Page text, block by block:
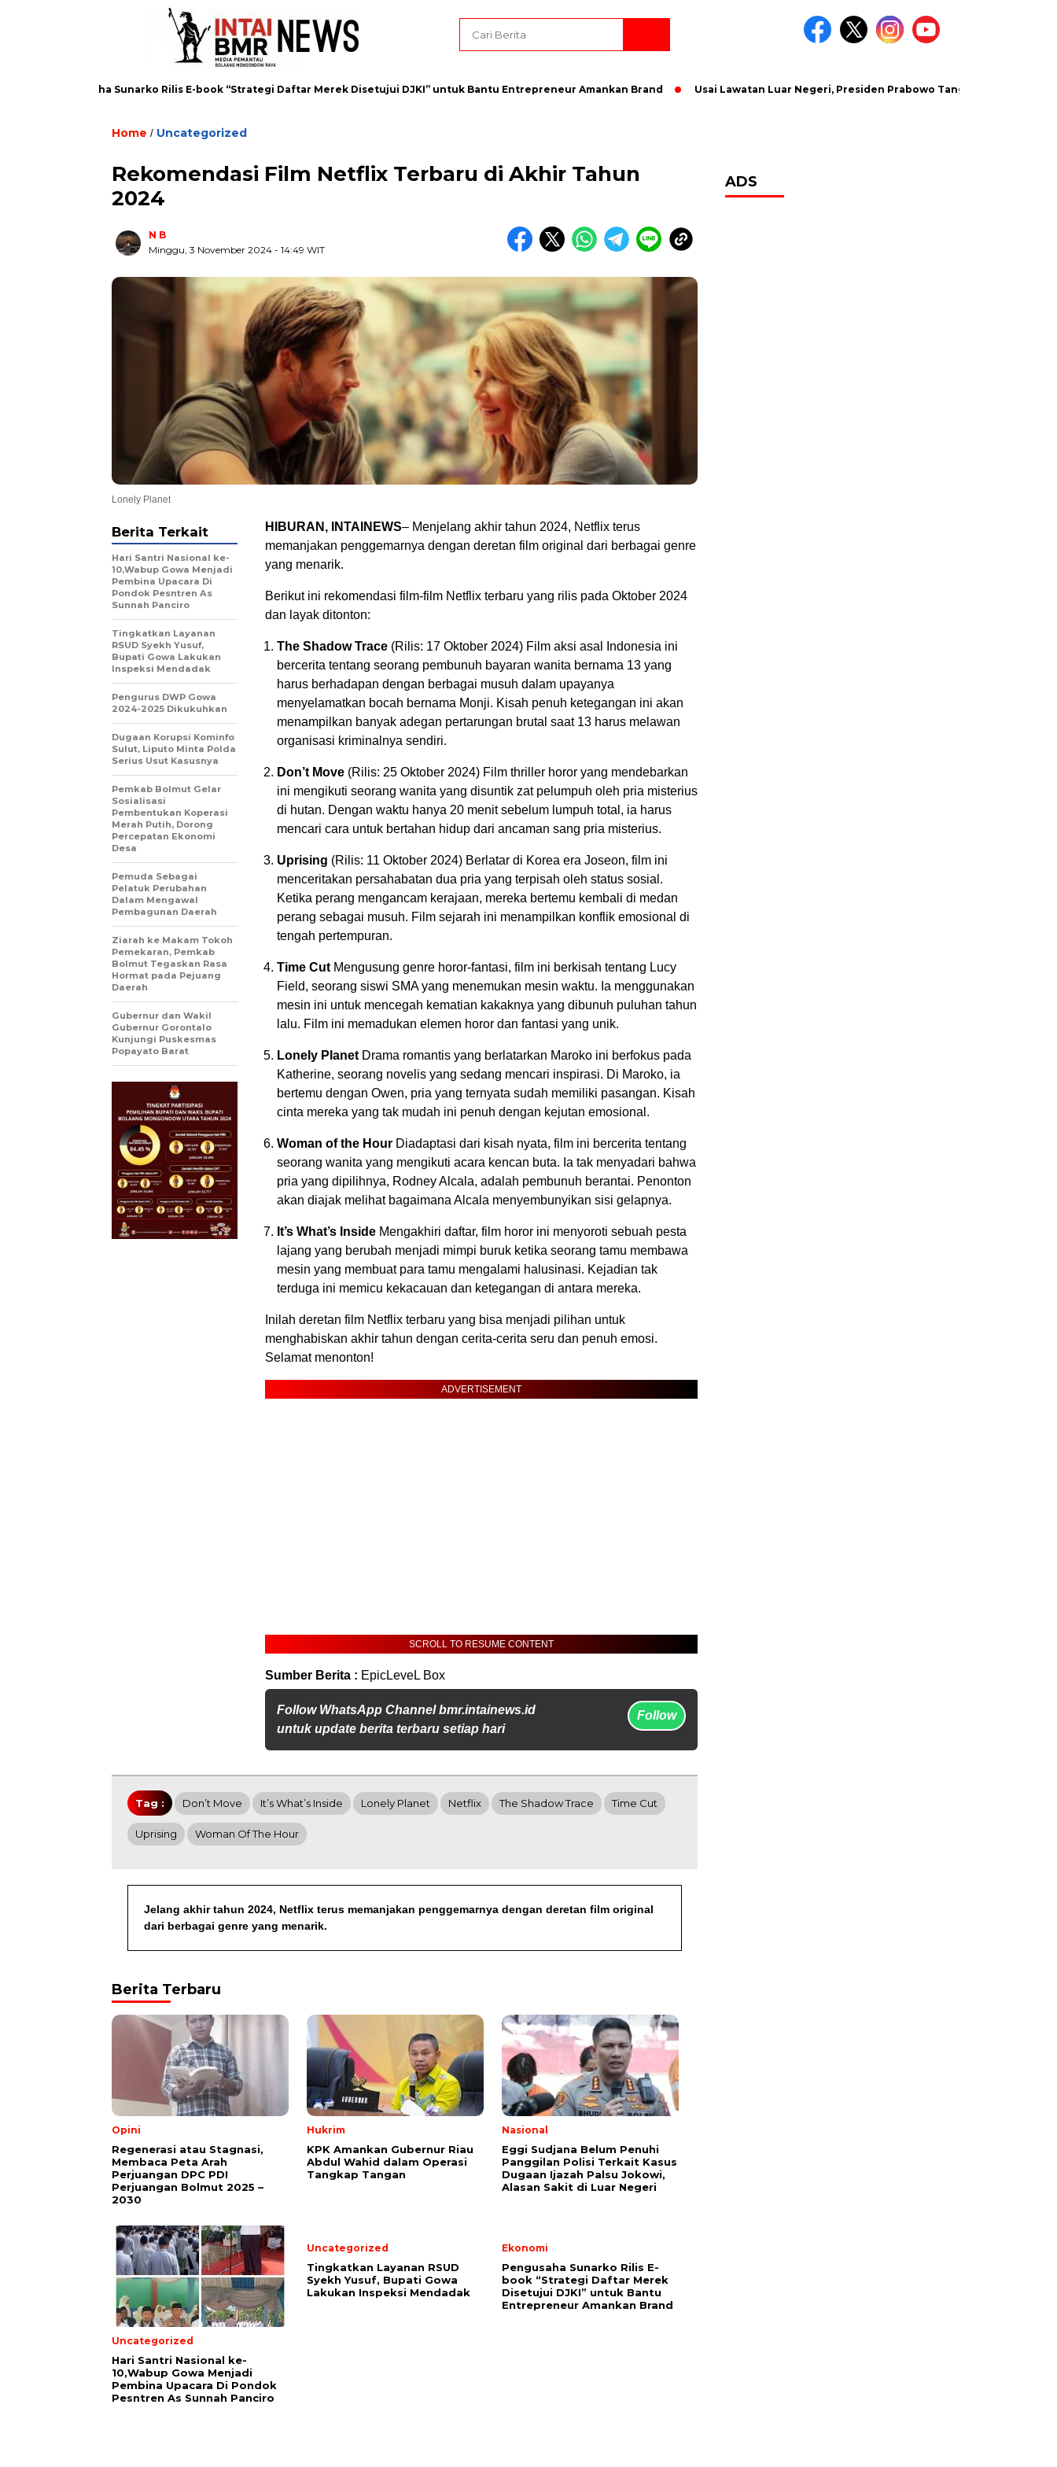
Pengusaha Sunarko Rilis E-book “Strategi Daftar Merek Disetujui DJKI” untuk Bantu Entrepreneur Amankan Brand Usai Lawatan Luar Negeri, Presiden Prabowo Tanggapi Kasus Keracunan
Home / Uncategorized
Rekomendasi Film Netflix Terbaru di Akhir Tahun
2024
N B
Minggu, 3 November 2024 - 14:49 WIT
Lonely Planet
HIBURAN, INTAINEWS– Menjelang akhir tahun 2024, Netflix terus
memanjakan penggemarnya dengan deretan film original dari berbagai genre
yang menarik.
Berikut ini rekomendasi film-film Netflix terbaru yang rilis pada Oktober 2024
dan layak ditonton:
The Shadow Trace (Rilis: 17 Oktober 2024) Film aksi asal Indonesia ini
bercerita tentang seorang pembunuh bayaran wanita bernama 13 yang
harus berhadapan dengan berbagai musuh dalam upayanya
menyelamatkan bocah bernama Monji. Kisah penuh ketegangan ini akan
menampilkan banyak adegan pertarungan brutal saat 13 harus melawan
organisasi kriminalnya sendiri.
Don’t Move (Rilis: 25 Oktober 2024) Film thriller horor yang mendebarkan
ini mengikuti seorang wanita yang disuntik zat pelumpuh oleh pria misterius
di hutan. Dengan waktu hanya 20 menit sebelum lumpuh total, ia harus
mencari cara untuk bertahan hidup dari ancaman sang pria misterius.
Uprising (Rilis: 11 Oktober 2024) Berlatar di Korea era Joseon, film ini
menceritakan persahabatan dua pria yang terpisah oleh status sosial.
Ketika perang mengancam kerajaan, mereka bertemu kembali di medan
perang sebagai musuh. Film sejarah ini menampilkan konflik emosional di
tengah pertempuran.
Time CutMengusung genre horor-fantasi, film ini berkisah tentang Lucy
Field, seorang siswi SMA yang menemukan mesin waktu. Ia menggunakan
mesin ini untuk mencegah kematian kakaknya yang dibunuh puluhan tahun
lalu. Film ini memadukan elemen horor dan fantasi yang unik.
Lonely PlanetDrama romantis yang berlatarkan Maroko ini berfokus pada
Katherine, seorang novelis yang sedang mencari inspirasi. Di Maroko, ia
bertemu dengan Owen, pria yang ternyata sudah memiliki pasangan. Kisah
cinta mereka yang tak mudah ini penuh dengan kejutan emosional.
Woman of the Hour Diadaptasi dari kisah nyata, film ini bercerita tentang
seorang wanita yang mengikuti acara kencan buta. Ia tak menyadari bahwa
pria yang dipilihnya, Rodney Alcala, adalah pembunuh berantai. Penonton
akan diajak melihat bagaimana Alcala menyembunyikan sisi gelapnya.
It’s What’s Inside Mengakhiri daftar, film horor ini menyoroti sebuah pesta
lajang yang berubah menjadi mimpi buruk ketika seorang tamu membawa
mesin yang membuat para tamu mengalami halusinasi. Kejadian tak
terduga ini memicu kekacauan dan ketegangan di antara mereka.
Inilah deretan film Netflix terbaru yang bisa menjadi pilihan untuk
menghabiskan akhir tahun dengan cerita-cerita seru dan penuh emosi.
Selamat menonton!
ADVERTISEMENT
Biru Kuning Geometris Modern Rekrutmen Staf
Kantor Poster Horizontal
SCROLL TO RESUME CONTENT
Sumber Berita : EpicLeveL Box
Follow WhatsApp Channel bmr.intainews.id
untuk update berita terbaru setiap hari
Follow
Berita Terkait
Hari Santri Nasional ke-
10,Wabup Gowa Menjadi
Pembina Upacara Di
Pondok Pesntren As
Sunnah Panciro
Tingkatkan Layanan
RSUD Syekh Yusuf,
Bupati Gowa Lakukan
Inspeksi Mendadak
Pengurus DWP Gowa
2024-2025 Dikukuhkan
Dugaan Korupsi Kominfo
Sulut, Liputo Minta Polda
Serius Usut Kasusnya
Pemkab Bolmut Gelar
Sosialisasi
Pembentukan Koperasi
Merah Putih, Dorong
Percepatan Ekonomi
Desa
Pemuda Sebagai
Pelatuk Perubahan
Dalam Mengawal
Pembagunan Daerah
Ziarah ke Makam Tokoh
Pemekaran, Pemkab
Bolmut Tegaskan Rasa
Hormat pada Pejuang
Daerah
Gubernur dan Wakil
Gubernur Gorontalo
Kunjungi Puskesmas
Popayato Barat
Tag : Don’t Move It’s What’s Inside Lonely Planet Netflix The Shadow Trace Time Cut
Uprising Woman Of The Hour
Jelang akhir tahun 2024, Netflix terus memanjakan penggemarnya dengan deretan film original
dari berbagai genre yang menarik.
Berita Terbaru
Opini
Regenerasi atau Stagnasi,
Membaca Peta Arah
Perjuangan DPC PDI
Perjuangan Bolmut 2025 –
2030
Hukrim
KPK Amankan Gubernur Riau
Abdul Wahid dalam Operasi
Tangkap Tangan
Nasional
Eggi Sudjana Belum Penuhi
Panggilan Polisi Terkait Kasus
Dugaan Ijazah Palsu Jokowi,
Alasan Sakit di Luar Negeri
Uncategorized
Hari Santri Nasional ke-
10,Wabup Gowa Menjadi
Pembina Upacara Di Pondok
Pesntren As Sunnah Panciro
Uncategorized
Tingkatkan Layanan RSUD
Syekh Yusuf, Bupati Gowa
Lakukan Inspeksi Mendadak
Ekonomi
Pengusaha Sunarko Rilis E-
book “Strategi Daftar Merek
Disetujui DJKI” untuk Bantu
Entrepreneur Amankan Brand
ADS